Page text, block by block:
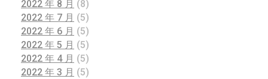
2022 年 8 月 (8)
2022 年 7 月 (5)
2022 年 6 月 (5)
2022 年 5 月 (5)
2022 年 4 月 (5)
2022 年 3 月 (5)